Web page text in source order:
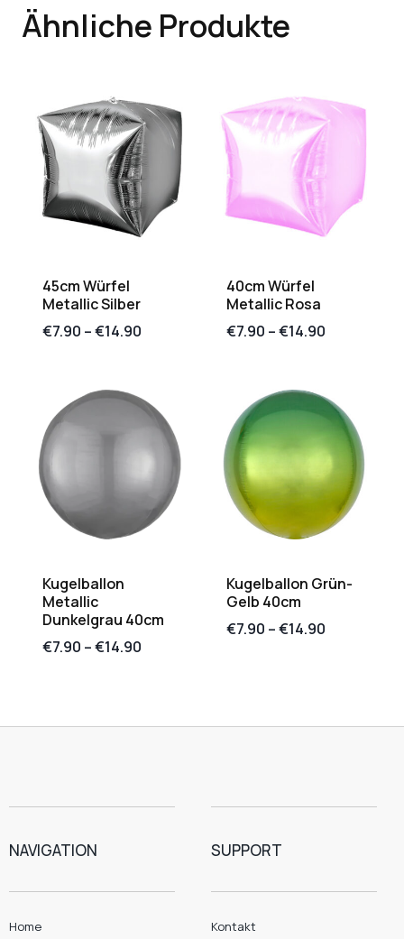
Ähnliche Produkte
45cm Würfel
Metallic Silber
€7.90 –€14.90
40cm Würfel
Metallic Rosa
€7.90 –€14.90
Kugelballon
Metallic
Dunkelgrau 40cm
€7.90 –€14.90
Kugelballon Grün-
Gelb 40cm
€7.90 –€14.90
NAVIGATION
Home
SUPPORT
Kontakt